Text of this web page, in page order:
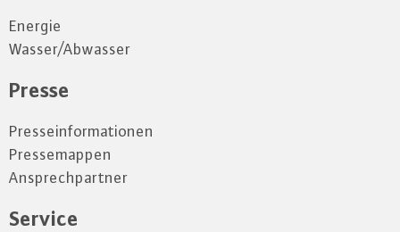
Energie
Wasser/Abwasser
Presse
Presseinformationen
Pressemappen
Ansprechpartner
Service